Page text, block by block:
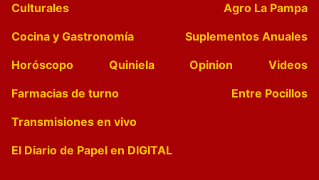
Culturales
Agro La Pampa
Cocina y Gastronomía
Suplementos Anuales
Horóscopo
Quiniela Opinion
Videos
Farmacias de turno
Entre Pocillos
Transmisiones en vivo
El Diario de Papel en DIGITAL